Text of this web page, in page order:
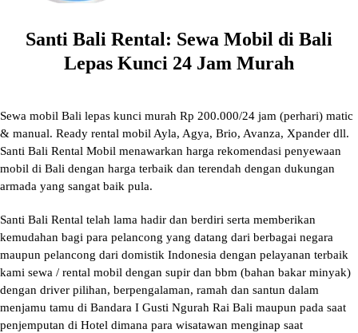
Santi Bali Rental: Sewa Mobil di Bali
Lepas Kunci 24 Jam Murah
Sewa mobil Bali lepas kunci murah Rp 200.000/24 jam (perhari) matic
& manual. Ready rental mobil Ayla, Agya, Brio, Avanza, Xpander dll.
Santi Bali Rental Mobil menawarkan harga rekomendasi penyewaan
mobil di Bali dengan harga terbaik dan terendah dengan dukungan
armada yang sangat baik pula.
Santi Bali Rental telah lama hadir dan berdiri serta memberikan
kemudahan bagi para pelancong yang datang dari berbagai negara
maupun pelancong dari domistik Indonesia dengan pelayanan terbaik
kami sewa / rental mobil dengan supir dan bbm (bahan bakar minyak)
dengan driver pilihan, berpengalaman, ramah dan santun dalam
menjamu tamu di Bandara I Gusti Ngurah Rai Bali maupun pada saat
penjemputan di Hotel dimana para wisatawan menginap saat